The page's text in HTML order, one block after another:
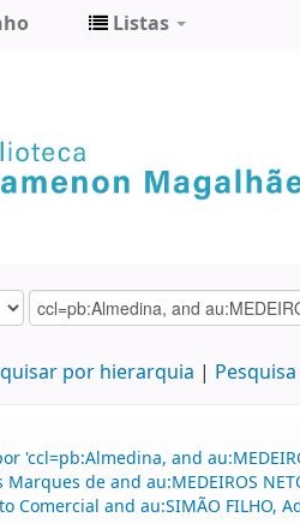
Listas
por hierarquia
'ccl=pb:Almedina, and
Marques de and au:MEDEIROS
Comercial and au:SIMÃO FILHO,